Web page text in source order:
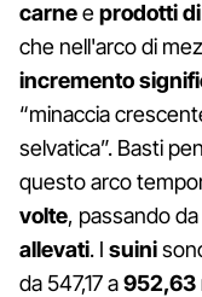
carneeprodotti
che nell'arco di
incremento
“minaccia
selvatica”. Basti
questo arco
volte, passando da
allevati. I suini
da 547,17 a952,63